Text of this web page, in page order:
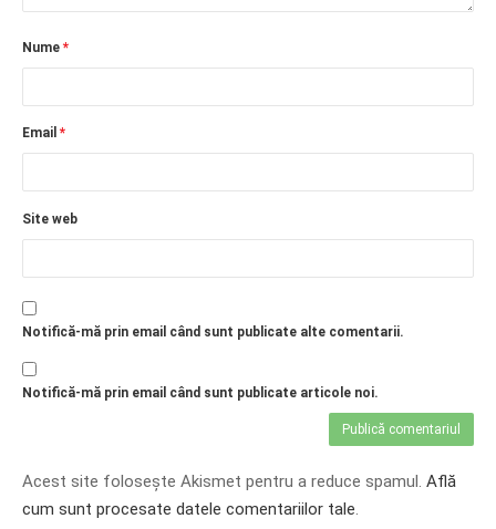
Nume *
Email *
Site web
Notifică-mă prin email când sunt publicate alte comentarii.
Notifică-mă prin email când sunt publicate articole noi.
Acest site folosește Akismet pentru a reduce spamul. Află
cum sunt procesate datele comentariilor tale.